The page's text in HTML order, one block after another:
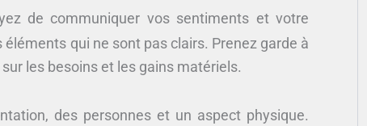
de communiquer vos sentiments et votre
qui ne sont pas clairs. Prenez garde à
les besoins et les gains matériels.
des personnes et un aspect physique.